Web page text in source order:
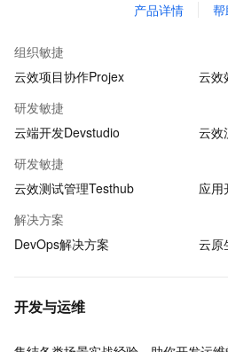
产品详情
组织敏捷
云效项目协作Projex
云效
研发敏捷
云端开发Devstudio
云效
研发敏捷
云效测试管理Testhub
应用
解决方案
DevOps解决方案
云原
开发与运维